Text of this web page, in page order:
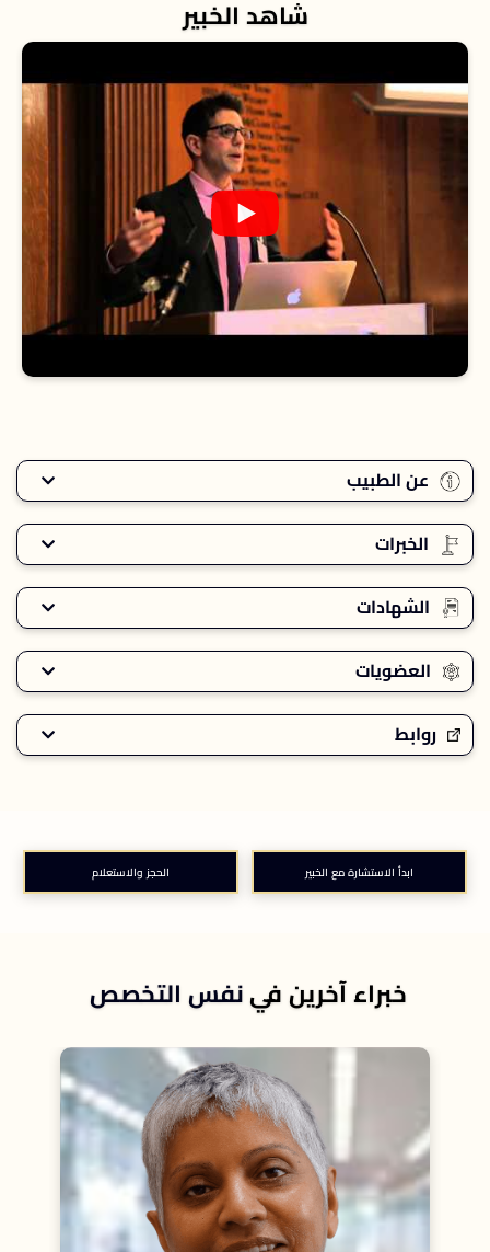
شاهد الخبير
عن الطبيب
الخبرات
الشهادات
العضويات
روابط
ابدأ الاستشارة مع الخبير الحجز والاستعلام
خبراء آخرين في نفس التخصص